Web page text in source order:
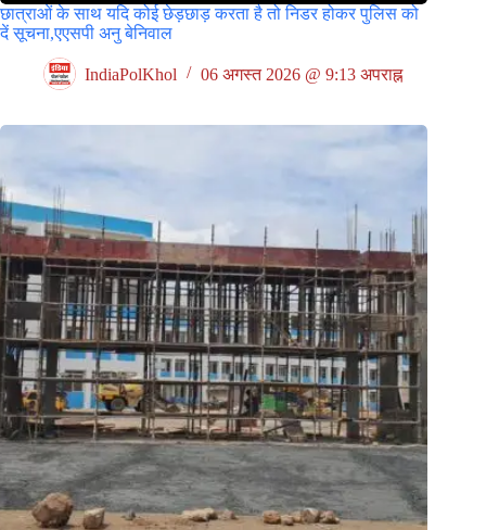
छात्राओं के साथ यदि कोई छेड़छाड़ करता है तो निडर होकर पुलिस को
दें सूचना,एएसपी अनु बेनिवाल
IndiaPolKhol 06 अगस्त 2026 @ 9:13 अपराह्न